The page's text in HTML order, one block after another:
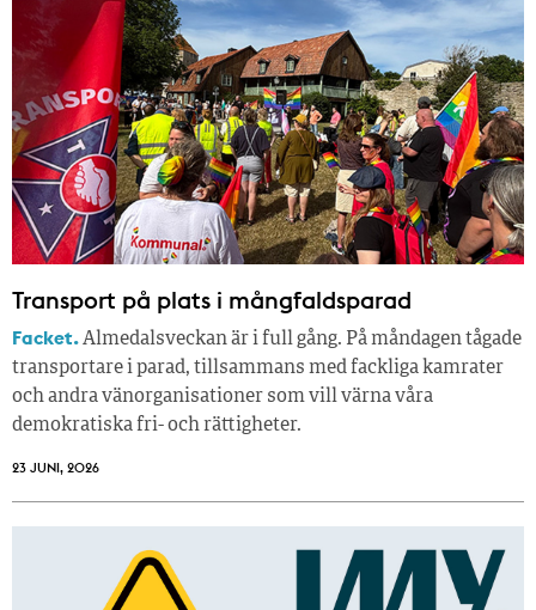
Transport på plats i mångfaldsparad
Facket.Almedalsveckan är i full gång. På måndagen tågade
transportare i parad, tillsammans med fackliga kamrater
och andra vänorganisationer som vill värna våra
demokratiska fri- och rättigheter.
23 JUNI, 2026